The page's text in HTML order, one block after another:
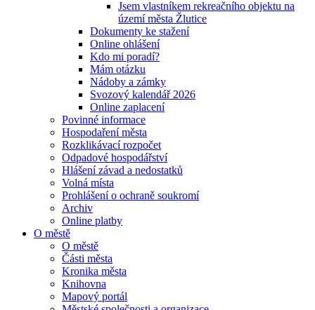
Jsem vlastníkem rekreačního objektu na
území města Žlutice
Dokumenty ke stažení
Online ohlášení
Kdo mi poradí?
Mám otázku
Nádoby a zámky
Svozový kalendář 2026
Online zaplacení
Povinné informace
Hospodaření města
Rozklikávací rozpočet
Odpadové hospodářství
Hlášení závad a nedostatků
Volná místa
Prohlášení o ochraně soukromí
Archiv
Online platby
O městě
O městě
Části města
Kronika města
Knihovna
Mapový portál